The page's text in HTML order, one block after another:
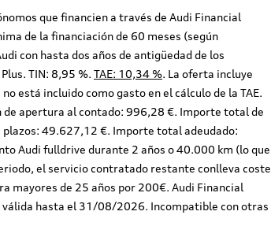
que financien a través de Audi Financial
de la financiación de 60 meses (según
con hasta dos años de antigüedad de los
TIN: 8,95 %. TAE: 10,34 %. La oferta incluye
está incluido como gasto en el cálculo de la TAE.
apertura al contado: 996,28 €. Importe total de
49.627,12 €. Importe total adeudado:
Audi fulldrive durante 2 años o 40.000 km (lo que
el servicio contratado restante conlleva coste
mayores de 25 años por 200€. Audi Financial
válida hasta el 31/08/2026. Incompatible con otras